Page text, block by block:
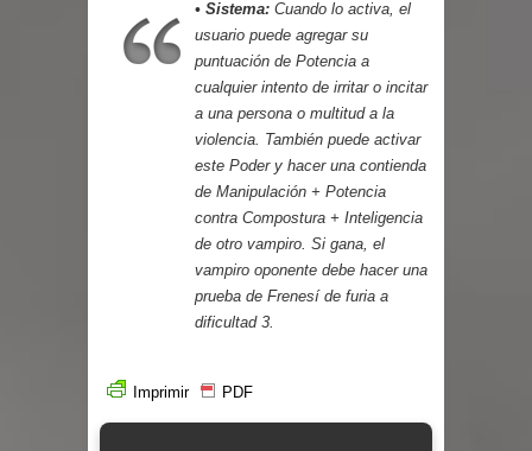
• Sistema: Cuando lo activa, el
usuario puede agregar su
puntuación de Potencia a
cualquier intento de irritar o incitar
a una persona o multitud a la
violencia. También puede activar
este Poder y hacer una contienda
de Manipulación + Potencia
contra Compostura + Inteligencia
de otro vampiro. Si gana, el
vampiro oponente debe hacer una
prueba de Frenesí de furia a
dificultad 3.
Imprimir PDF